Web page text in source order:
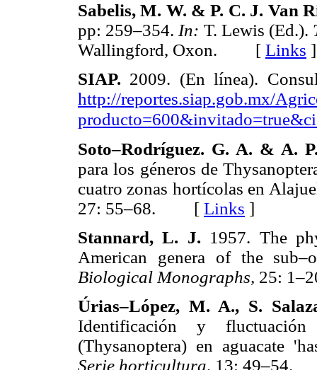
Sabelis, M. W. & P. C. J. Van
pp: 259–354. In: T. Lewis (Ed.).
Wallingford, Oxon. [ Links ]
SIAP. 2009. (En línea).
http://reportes.siap.gob.mx/
Soto–Rodríguez. G. A. & A.
para los géneros de
cuatro zonas hortícolas en
27: 55–68. [ Links ]
Stannard, L. J. 1957. The
American genera of the
Biological Monographs, 25:
Úrias–López, M. A., S.
Identificación y
(Thysanoptera) en aguacate
Serie horticultura, 13: